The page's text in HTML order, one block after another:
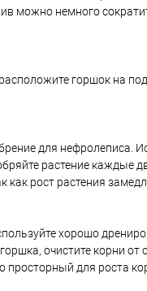
можно немного
горшок на
для нефролеписа.
растение каждые
рост растения
хорошо
очистите корни от
просторный для роста